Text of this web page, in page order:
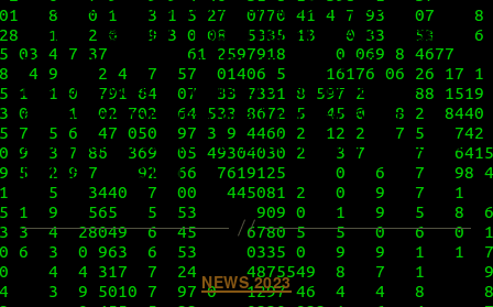
суттєву перерву в роботі над ним. Але ми раді
повідомити нашим читачам, що наразі
повертаємось до активного наповнення ІТ-
бібліотеки віртуалізатора й готуємо багато
доволі цікавих й конче потрібних матеріалів. За
цей час в нас […]
Категорії
NEWS 2023